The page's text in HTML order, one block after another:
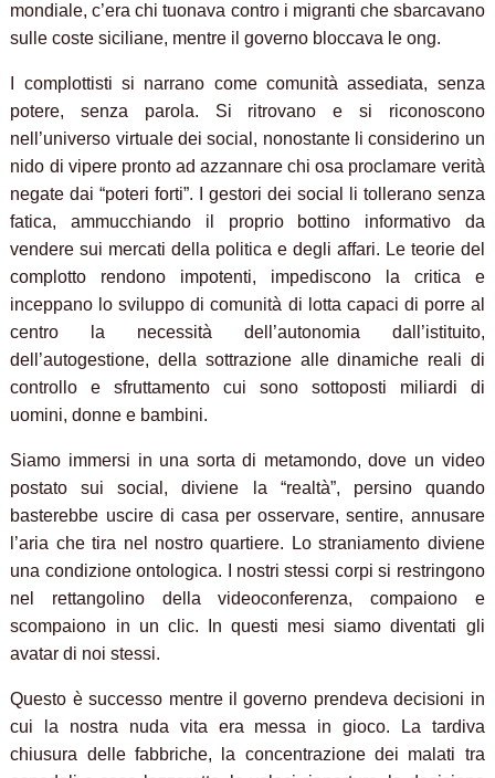
mondiale, c’era chi tuonava contro i migranti che sbarcavano
sulle coste siciliane, mentre il governo bloccava le ong.
I complottisti si narrano come comunità assediata, senza
potere, senza parola. Si ritrovano e si riconoscono
nell’universo virtuale dei social, nonostante li considerino un
nido di vipere pronto ad azzannare chi osa proclamare verità
negate dai “poteri forti”. I gestori dei social li tollerano senza
fatica, ammucchiando il proprio bottino informativo da
vendere sui mercati della politica e degli affari. Le teorie del
complotto rendono impotenti, impediscono la critica e
inceppano lo sviluppo di comunità di lotta capaci di porre al
centro la necessità dell’autonomia dall’istituito,
dell’autogestione, della sottrazione alle dinamiche reali di
controllo e sfruttamento cui sono sottoposti miliardi di
uomini, donne e bambini.
Siamo immersi in una sorta di metamondo, dove un video
postato sui social, diviene la “realtà”, persino quando
basterebbe uscire di casa per osservare, sentire, annusare
l’aria che tira nel nostro quartiere. Lo straniamento diviene
una condizione ontologica. I nostri stessi corpi si restringono
nel rettangolino della videoconferenza, compaiono e
scompaiono in un clic. In questi mesi siamo diventati gli
avatar di noi stessi.
Questo è successo mentre il governo prendeva decisioni in
cui la nostra nuda vita era messa in gioco. La tardiva
chiusura delle fabbriche, la concentrazione dei malati tra